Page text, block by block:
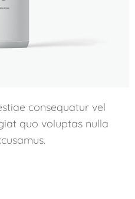
consequatur vel
quo voluptas nulla